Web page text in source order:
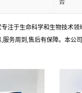
否
注于生命科学和生物技术
务周到,售后有保障。本公